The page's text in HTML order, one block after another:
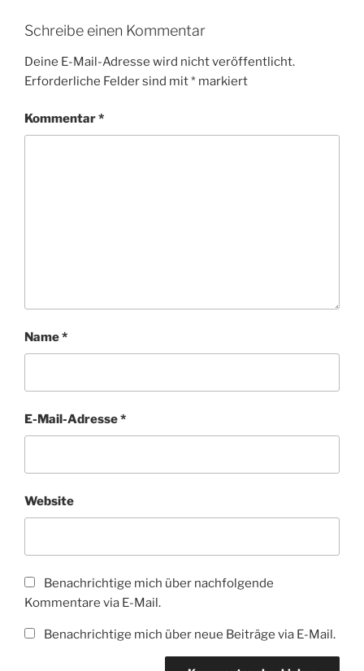
Schreibe einen Kommentar
Deine E-Mail-Adresse wird nicht veröffentlicht.
Erforderliche Felder sind mit* markiert
Kommentar*
Name*
E-Mail-Adresse*
Website
Benachrichtige mich über nachfolgende
Kommentare via E-Mail.
Benachrichtige mich über neue Beiträge via E-Mail.